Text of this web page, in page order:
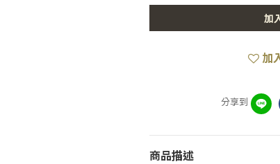
加
加
分享到
商品描述